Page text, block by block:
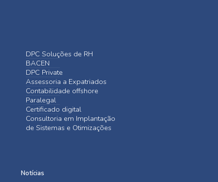
DPC Soluções de RH
BACEN
DPC Private
Assessoria a Expatriados
Contabilidade offshore
Paralegal
Certificado digital
Consultoria em Implantação
de Sistemas e Otimizações
Notícias